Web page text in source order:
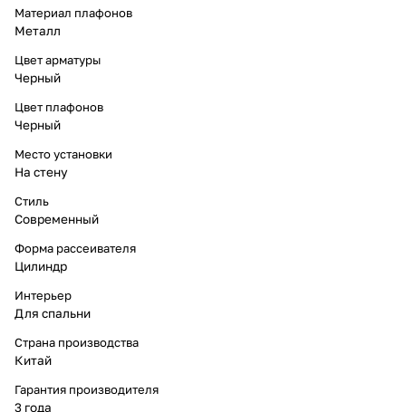
Материал плафонов
Металл
Цвет арматуры
Черный
Цвет плафонов
Черный
Место установки
На стену
Стиль
Современный
Форма рассеивателя
Цилиндр
Интерьер
Для спальни
Страна производства
Китай
Гарантия производителя
3 года